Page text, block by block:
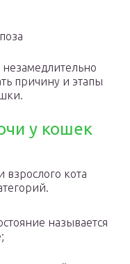
причину и этапы
у кошек
кота
называется